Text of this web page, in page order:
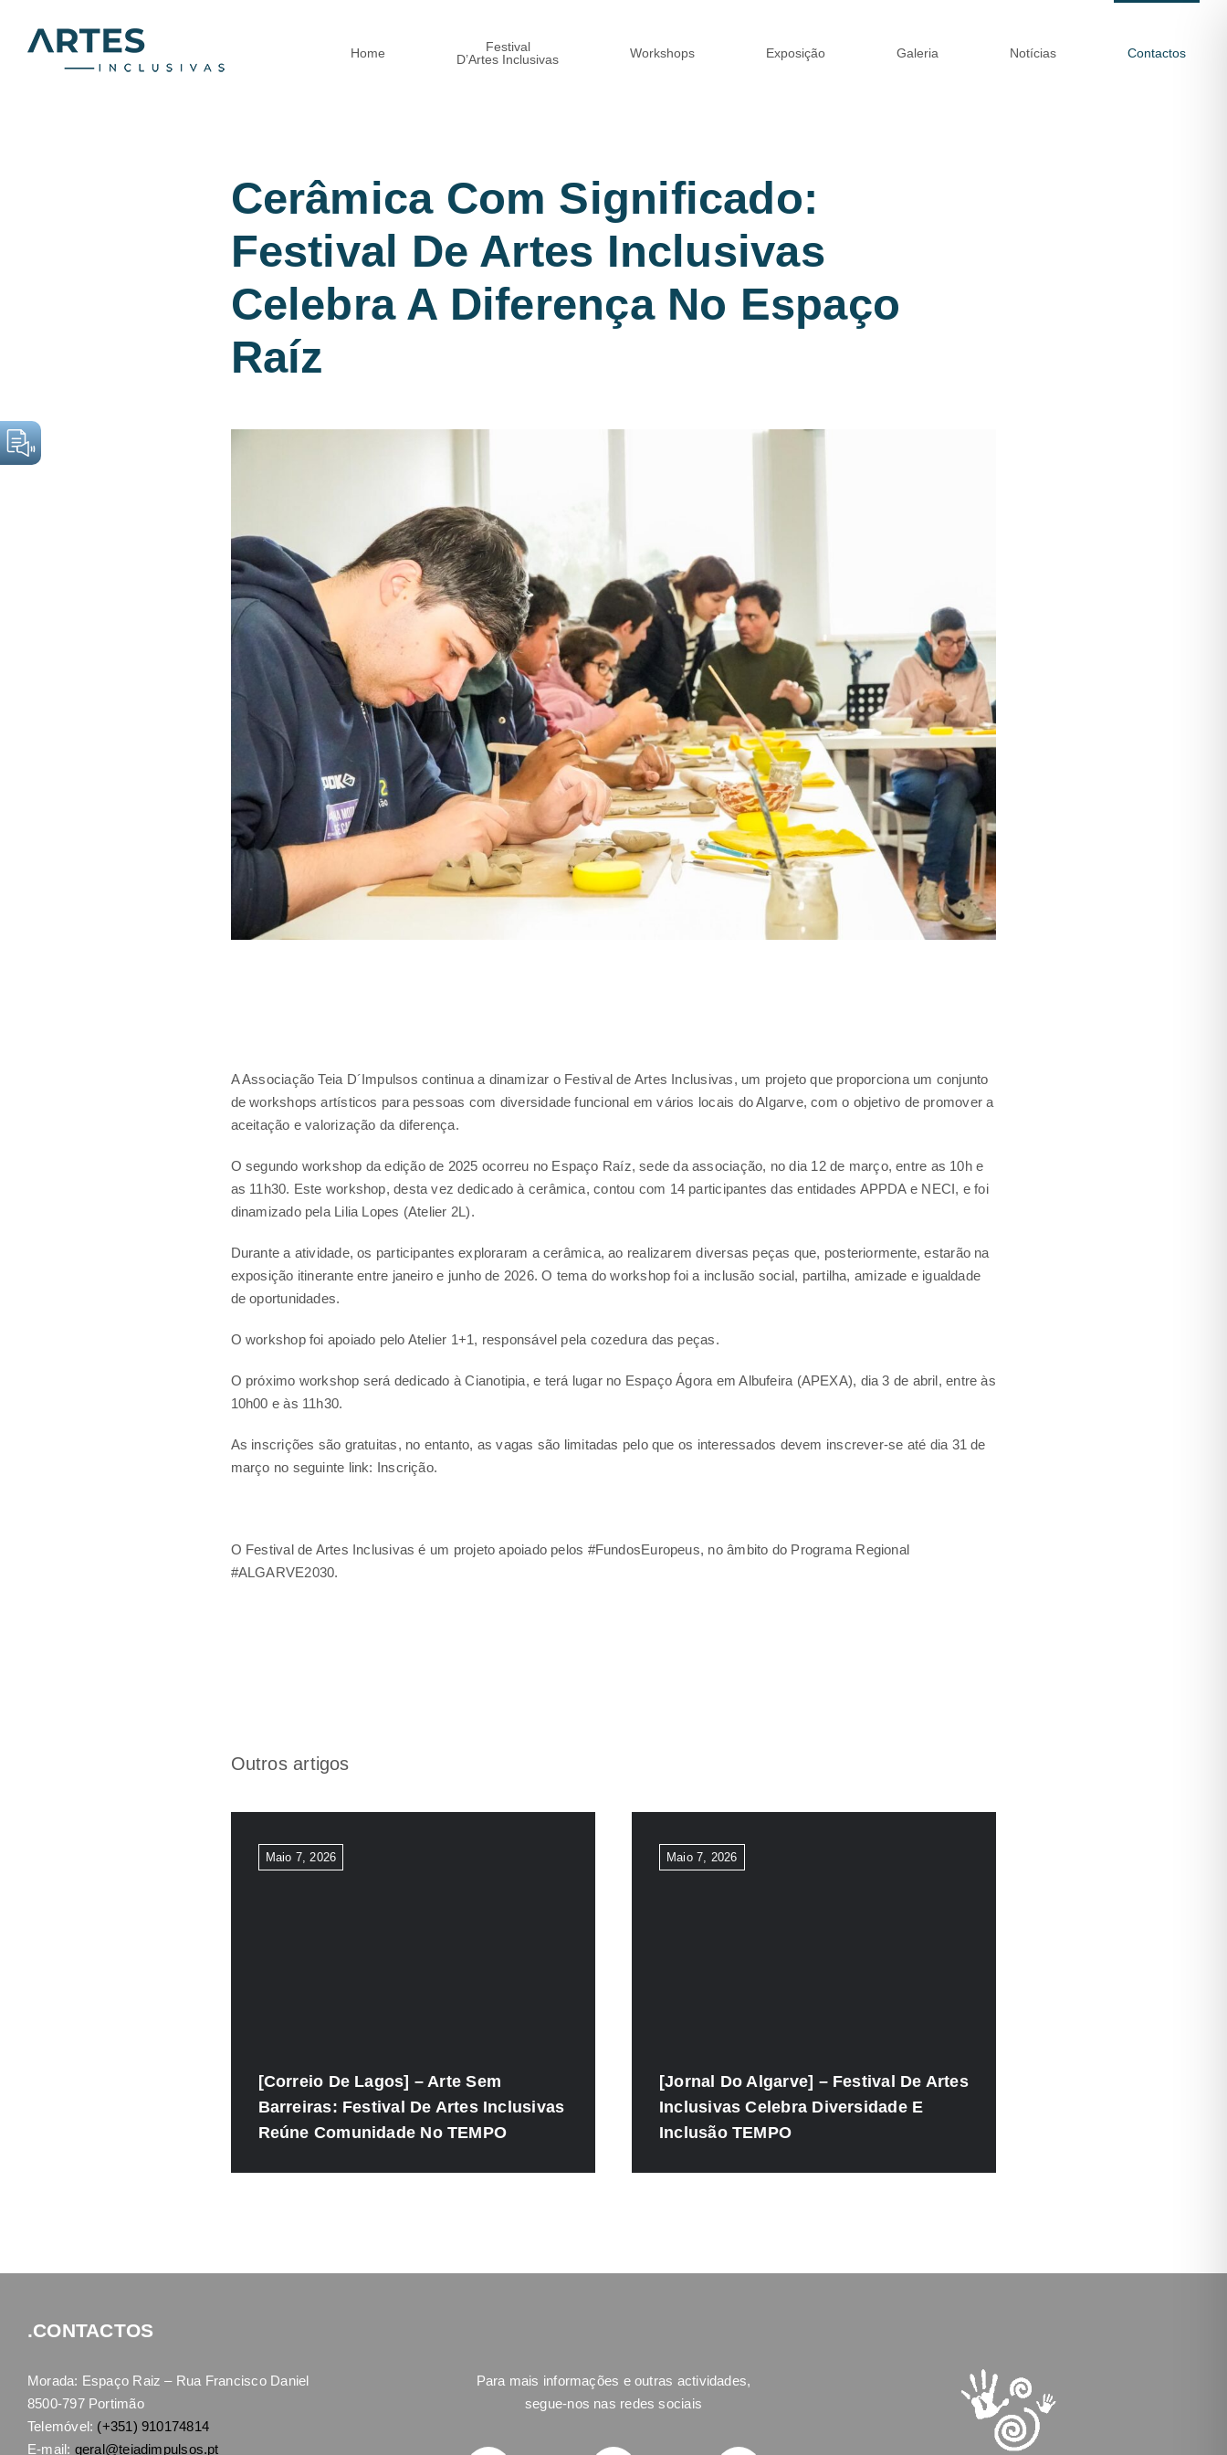
content
Home
Festival
D’Artes Inclusivas
Workshops Exposição Galeria Notícias Contactos
Cerâmica Com Significado:
Festival De Artes Inclusivas
Celebra A Diferença No Espaço
Raíz
A Associação Teia D´Impulsos continua a dinamizar o Festival de Artes Inclusivas, um projeto que proporciona um conjunto
de workshops artísticos para pessoas com diversidade funcional em vários locais do Algarve, com o objetivo de promover a
aceitação e valorização da diferença.
O segundo workshop da edição de 2025 ocorreu no Espaço Raíz, sede da associação, no dia 12 de março, entre as 10h e
as 11h30. Este workshop, desta vez dedicado à cerâmica, contou com 14 participantes das entidades APPDA e NECI, e foi
dinamizado pela Lilia Lopes (Atelier 2L).
Durante a atividade, os participantes exploraram a cerâmica, ao realizarem diversas peças que, posteriormente, estarão na
exposição itinerante entre janeiro e junho de 2026. O tema do workshop foi a inclusão social, partilha, amizade e igualdade
de oportunidades.
O workshop foi apoiado pelo Atelier 1+1, responsável pela cozedura das peças.
O próximo workshop será dedicado à Cianotipia, e terá lugar no Espaço Ágora em Albufeira (APEXA), dia 3 de abril, entre às
10h00 e às 11h30.
As inscrições são gratuitas, no entanto, as vagas são limitadas pelo que os interessados devem inscrever-se até dia 31 de
março no seguinte link: Inscrição.
O Festival de Artes Inclusivas é um projeto apoiado pelos #FundosEuropeus, no âmbito do Programa Regional
#ALGARVE2030.
Outros artigos
Maio 7, 2026
[Correio De Lagos] – Arte Sem
Barreiras: Festival De Artes Inclusivas
Reúne Comunidade No TEMPO
Maio 7, 2026
[Jornal Do Algarve] – Festival De Artes
Inclusivas Celebra Diversidade E
Inclusão TEMPO
.CONTACTOS
Morada: Espaço Raiz – Rua Francisco Daniel
8500-797 Portimão
Telemóvel: (+351) 910174814
E-mail: geral@teiadimpulsos.pt
Para mais informações e outras actividades,
segue-nos nas redes sociais